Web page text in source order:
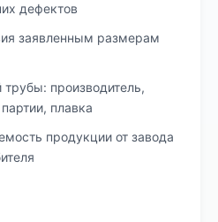
дефектов
заявленным размерам
производитель,
плавка
продукции от завода